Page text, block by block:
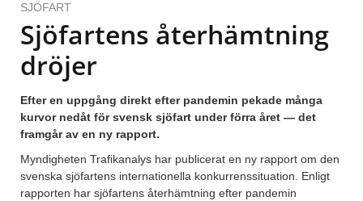
SJÖFART
Sjöfartens återhämtning
dröjer
Efter en uppgång direkt efter pandemin pekade många
kurvor nedåt för svensk sjöfart under förra året — det
framgår av en ny rapport.
Myndigheten Trafikanalys har publicerat en ny rapport om den
svenska sjöfartens internationella konkurrenssituation. Enligt
rapporten har sjöfartens återhämtning efter pandemin